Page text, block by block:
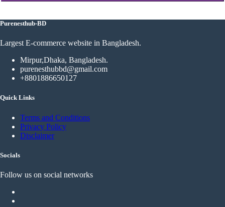
Purenesthub-BD
Largest E-commerce website in Bangladesh.
Mirpur,Dhaka, Bangladesh.
purenesthubbd@gmail.com
+8801886650127
Quick Links
Terms and Conditions
Privacy Policy
Disclaimer
Socials
Follow us on social networks